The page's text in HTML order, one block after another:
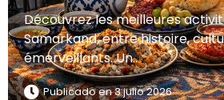
Découvrez les meilleures
Samarkand, entre histoire,
émerveillants. Un..
Publicado en3 julio 2026